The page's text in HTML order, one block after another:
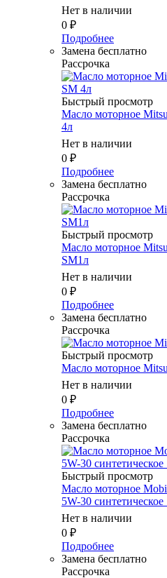
Нет в наличии
0 ₽
Подробнее
Замена бесплатно
Рассрочка
Быстрый просмотр
Масло моторное
4л
Нет в наличии
0 ₽
Подробнее
Замена бесплатно
Рассрочка
Быстрый просмотр
Масло моторное
SM1л
Нет в наличии
0 ₽
Подробнее
Замена бесплатно
Рассрочка
Быстрый просмотр
Масло моторное
Нет в наличии
0 ₽
Подробнее
Замена бесплатно
Рассрочка
Быстрый просмотр
Масло моторное
5W-30 синтетическое
Нет в наличии
0 ₽
Подробнее
Замена бесплатно
Рассрочка